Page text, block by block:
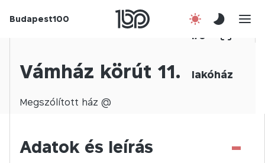
Budapest100
1/ 0
Vámház körút 11. lakóház
Megszólított ház @
Adatok és leírás -